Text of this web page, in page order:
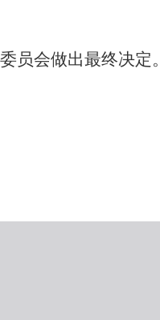
员会做出最终决定。